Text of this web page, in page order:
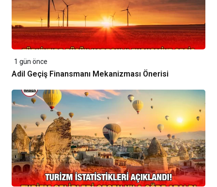
1 gün önce
Adil Geçiş Finansmanı Mekanizması Önerisi